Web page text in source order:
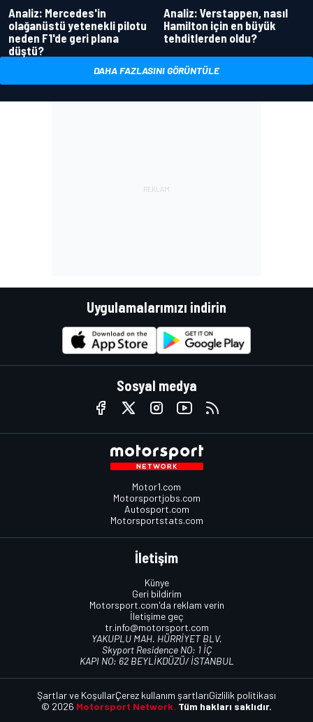
Analiz: Mercedes'in
olağanüstü yetenekli pilotu
neden F1'de geri plana
düştü?
Analiz: Verstappen, nasıl
Hamilton için en büyük
tehditlerden oldu?
DAHA FAZLASINI GÖRÜNTÜLE
Uygulamalarımızı indirin
Sosyal medya
Motor1.com
Motorsportjobs.com
Autosport.com
Motorsportstats.com
İletişim
Künye
Geri bildirim
Motorsport.com'da reklam verin
İletişime geç
tr.info@motorsport.com
YAKUPLU MAH. HÜRRİYET BLV.
Skyport Residence NO: 1 İÇ
KAPI NO: 62 BEYLİKDÜZÜ/ İSTANBUL
© 2026 Motorsport Network. Tüm hakları saklıdır.
Şartlar ve KoşullarÇerez kullanım şartlarıGizlilik politikası